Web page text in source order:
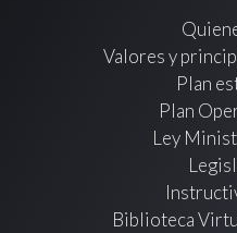
Valores y
Plan
Plan
Ley
Biblioteca